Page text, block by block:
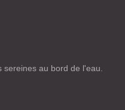
sereines au bord de l'eau.